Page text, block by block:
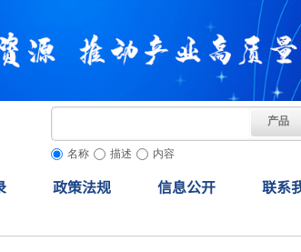
产品
名称 描述 内容
政策法规 信息公开 联系